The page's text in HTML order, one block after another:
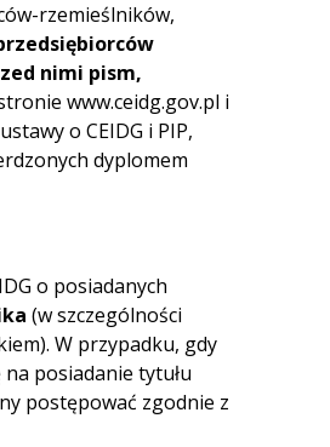
rzemieślników,
nimi pism,
www.ceidg.gov.pl i
o CEIDG i PIP,
dyplomem
o posiadanych
(w szczególności
W przypadku, gdy
posiadanie tytułu
postępować zgodnie z